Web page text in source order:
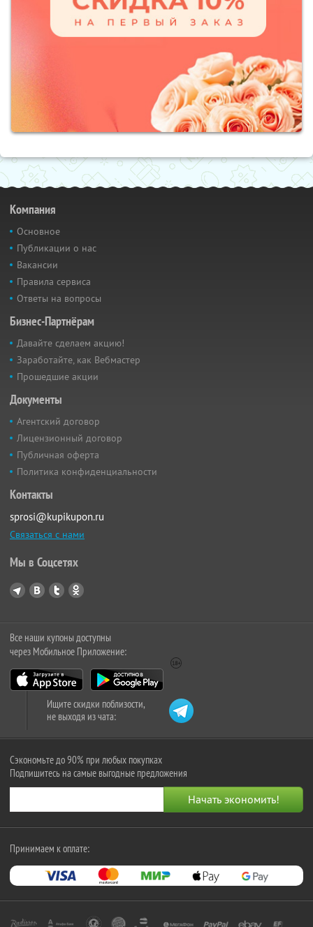
Компания
Основное
Публикации о нас
Вакансии
Правила сервиса
Ответы на вопросы
Бизнес-Партнёрам
Давайте сделаем акцию!
Заработайте, как Вебмастер
Прошедшие акции
Документы
Агентский договор
Лицензионный договор
Публичная оферта
Политика конфиденциальности
Контакты
sprosi@kupikupon.ru
Связаться с нами
Мы в Соцсетях
Все наши купоны доступны
через Мобильное Приложение:
Ищите скидки поблизости,
не выходя из чата:
Сэкономьте до 90% при любых покупках
Подпишитесь на самые выгодные предложения
Принимаем к оплате: